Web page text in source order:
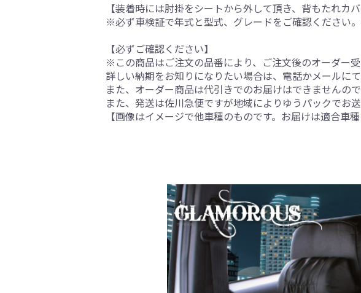
【装着時には肘掛をシートから外して頂き、背もたれカ
※必ず車検証で年式と型式、グレードをご確認ください
【必ずご確認ください】
※この商品はご注文の品番により、ご注文後のオーダー
詳しい納期をお知りになりたい場合は、電話かメールに
また、オーダー商品は代引きでのお届けはできませんの
また、発送は佐川急便ですが地域によりゆうパックでお
【画像はイメージで他車種のものです。お届けは適合車